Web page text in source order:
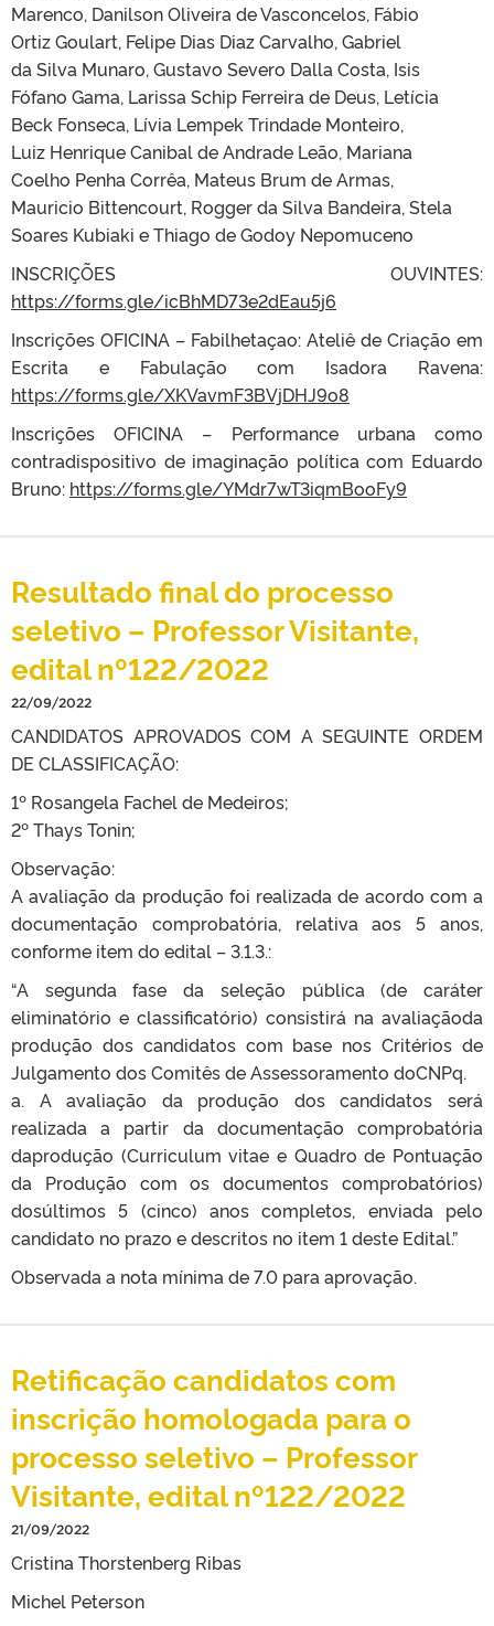
Marenco, Danilson Oliveira de Vasconcelos, Fábio
Ortiz Goulart, Felipe Dias Diaz Carvalho, Gabriel
da Silva Munaro, Gustavo Severo Dalla Costa, Isis
Fófano Gama, Larissa Schip Ferreira de Deus, Letícia
Beck Fonseca, Lívia Lempek Trindade Monteiro,
Luiz Henrique Canibal de Andrade Leão, Mariana
Coelho Penha Corrêa, Mateus Brum de Armas,
Mauricio Bittencourt, Rogger da Silva Bandeira, Stela
Soares Kubiaki e Thiago de Godoy Nepomuceno
INSCRIÇÕES OUVINTES:
https://forms.gle/icBhMD73e2dEau5j6
Inscrições OFICINA – Fabilhetaçao: Ateliê de Criação em
Escrita e Fabulação com Isadora Ravena:
https://forms.gle/XKVavmF3BVjDHJ9o8
Inscrições OFICINA – Performance urbana como
contradispositivo de imaginação política com Eduardo
Bruno: https://forms.gle/YMdr7wT3iqmBooFy9
Resultado final do processo
seletivo – Professor Visitante,
edital nº122/2022
22/09/2022
CANDIDATOS APROVADOS COM A SEGUINTE ORDEM
DE CLASSIFICAÇÃO:
1º Rosangela Fachel de Medeiros;
2º Thays Tonin;
Observação:
A avaliação da produção foi realizada de acordo com a
documentação comprobatória, relativa aos 5 anos,
conforme item do edital – 3.1.3.:
“A segunda fase da seleção pública (de caráter
eliminatório e classificatório) consistirá na avaliaçãoda
produção dos candidatos com base nos Critérios de
Julgamento dos Comitês de Assessoramento doCNPq.
a. A avaliação da produção dos candidatos será
realizada a partir da documentação comprobatória
daprodução (Curriculum vitae e Quadro de Pontuação
da Produção com os documentos comprobatórios)
dosúltimos 5 (cinco) anos completos, enviada pelo
candidato no prazo e descritos no item 1 deste Edital.”
Observada a nota mínima de 7.0 para aprovação.
Retificação candidatos com
inscrição homologada para o
processo seletivo – Professor
Visitante, edital nº122/2022
21/09/2022
Cristina Thorstenberg Ribas
Michel Peterson